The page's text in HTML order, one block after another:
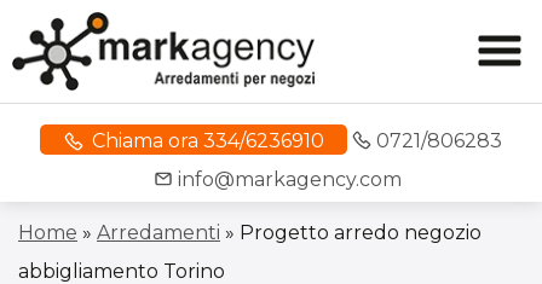
Chiama ora 334/6236910
0721/806283
info@markagency.com
Home » Arredamenti » Progetto arredo negozio
abbigliamento Torino